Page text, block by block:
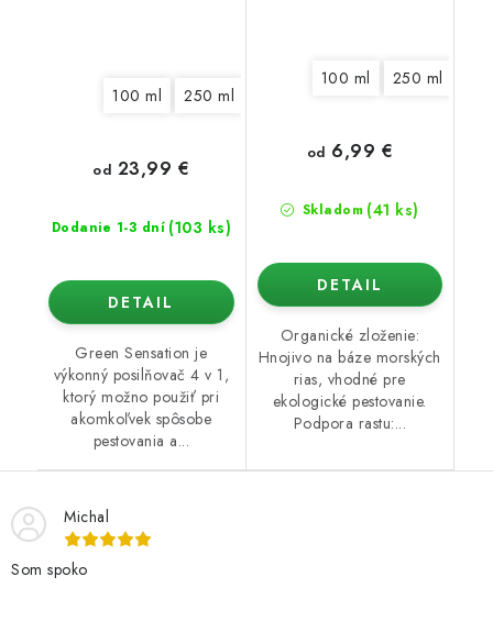
100 ml 250 ml
Dodanie 1-3 dní (103 ks)
od 23,99 €
DETAIL
Green Sensation je
výkonný posilňovač 4 v 1,
ktorý možno použiť pri
akomkoľvek spôsobe
pestovania a...
100 ml 250 ml
Skladom (41 ks)
od 6,99 €
DETAIL
Organické zloženie:
Hnojivo na báze morských
rias, vhodné pre
ekologické pestovanie.
Podpora rastu:...
Michal
Som spoko